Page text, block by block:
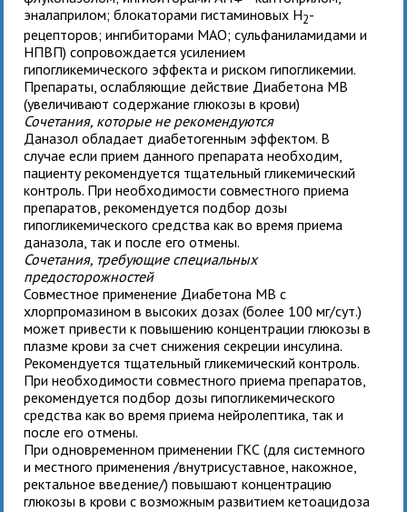
эналаприлом; блокаторами гистаминовых Н2-
рецепторов; ингибиторами МАО; сульфаниламидами и
НПВП) сопровождается усилением
гипогликемического эффекта и риском гипогликемии.
Препараты, ослабляющие действие Диабетона МВ
(увеличивают содержание глюкозы в крови)
Сочетания, которые не рекомендуются
Даназол обладает диабетогенным эффектом. В
случае если прием данного препарата необходим,
пациенту рекомендуется тщательный гликемический
контроль. При необходимости совместного приема
препаратов, рекомендуется подбор дозы
гипогликемического средства как во время приема
даназола, так и после его отмены.
Сочетания, требующие специальных
предосторожностей
Совместное применение Диабетона MB с
хлорпромазином в высоких дозах (более 100 мг/сут.)
может привести к повышению концентрации глюкозы в
плазме крови за счет снижения секреции инсулина.
Рекомендуется тщательный гликемический контроль.
При необходимости совместного приема препаратов,
рекомендуется подбор дозы гипогликемического
средства как во время приема нейролептика, так и
после его отмены.
При одновременном применении ГКС (для системного
и местного применения /внутрисуставное, накожное,
ректальное введение/) повышают концентрацию
глюкозы в крови с возможным развитием кетоацидоза